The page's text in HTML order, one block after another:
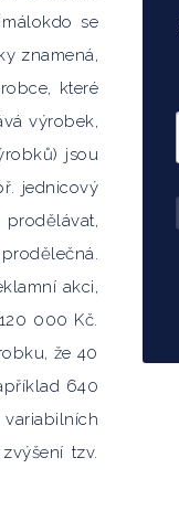
se
znamená,
které
výrobek,
jsou
jednicový
akci,
000 Kč.
že 40
640
tzv.